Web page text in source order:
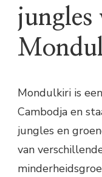
jungles
Mondulkiri is
Cambodja en
jungles en
van